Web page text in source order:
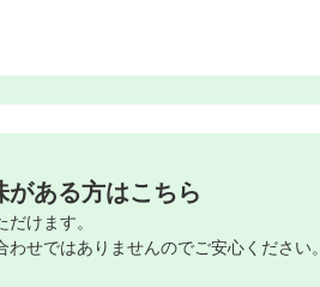
がある方はこちら
けます。
せではありませんのでご安心ください。